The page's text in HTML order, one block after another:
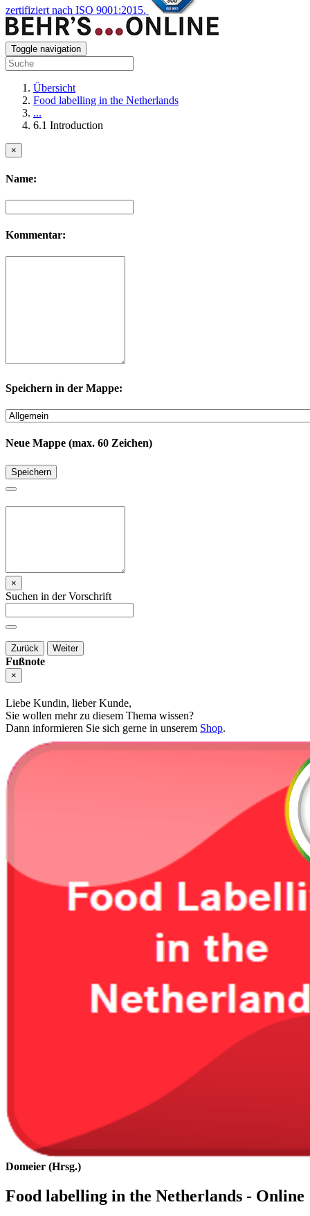
zertifiziert nach ISO 9001:2015.
Toggle navigation
Übersicht
Food labelling in the Netherlands
...
6.1 Introduction
×
Name:
Kommentar:
Speichern in der Mappe:
Neue Mappe (max. 60 Zeichen)
Speichern
×
Suchen in der Vorschrift
Zurück Weiter
Fußnote
×
Liebe Kundin, lieber Kunde,
Sie wollen mehr zu diesem Thema wissen?
Dann informieren Sie sich gerne in unserem Shop.
Domeier (Hrsg.)
Food labelling in the Netherlands - Online